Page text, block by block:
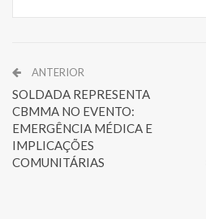
ANTERIOR
SOLDADA REPRESENTA
CBMMA NO EVENTO:
EMERGÊNCIA MÉDICA E
IMPLICAÇÕES
COMUNITÁRIAS